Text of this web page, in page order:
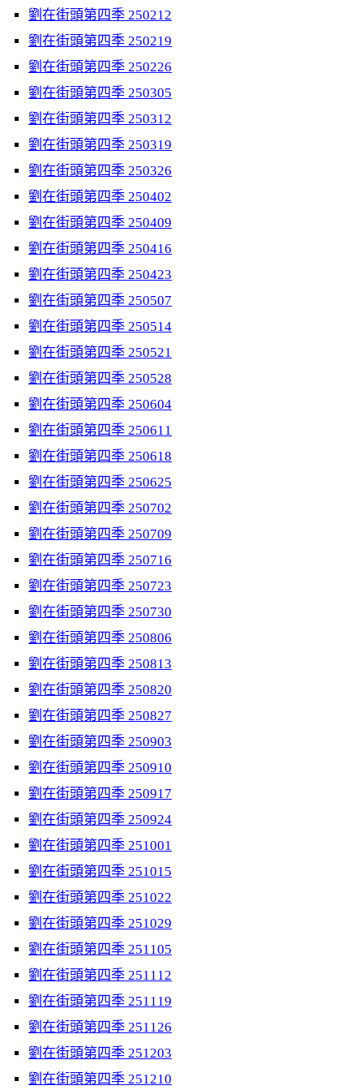
劉在街頭第四季 250212
劉在街頭第四季 250219
劉在街頭第四季 250226
劉在街頭第四季 250305
劉在街頭第四季 250312
劉在街頭第四季 250319
劉在街頭第四季 250326
劉在街頭第四季 250402
劉在街頭第四季 250409
劉在街頭第四季 250416
劉在街頭第四季 250423
劉在街頭第四季 250507
劉在街頭第四季 250514
劉在街頭第四季 250521
劉在街頭第四季 250528
劉在街頭第四季 250604
劉在街頭第四季 250611
劉在街頭第四季 250618
劉在街頭第四季 250625
劉在街頭第四季 250702
劉在街頭第四季 250709
劉在街頭第四季 250716
劉在街頭第四季 250723
劉在街頭第四季 250730
劉在街頭第四季 250806
劉在街頭第四季 250813
劉在街頭第四季 250820
劉在街頭第四季 250827
劉在街頭第四季 250903
劉在街頭第四季 250910
劉在街頭第四季 250917
劉在街頭第四季 250924
劉在街頭第四季 251001
劉在街頭第四季 251015
劉在街頭第四季 251022
劉在街頭第四季 251029
劉在街頭第四季 251105
劉在街頭第四季 251112
劉在街頭第四季 251119
劉在街頭第四季 251126
劉在街頭第四季 251203
劉在街頭第四季 251210